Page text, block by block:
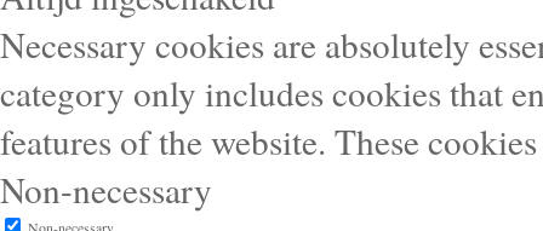
Necessary cookies are absolutely
category only includes cookies that
features of the website. These
Non-necessary